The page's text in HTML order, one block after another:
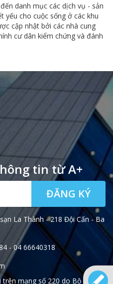
danh mục các dịch vụ - sản
yếu cho cuộc sống ở các khu
cập nhật bởi các nhà cung
cư dân kiểm chứng và đánh
tin từ A+
ĐĂNG KÝ
La Thành - 218 Đội Cấn - Ba
- 04 66640318
trên mạng số 220 do Bộ Thông